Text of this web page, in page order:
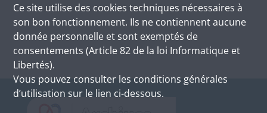
Ce site utilise des cookies techniques nécessaires à
son bon fonctionnement. Ils ne contiennent aucune
donnée personnelle et sont exemptés de
consentements (Article 82 de la loi Informatique et
Libertés).
Vous pouvez consulter les conditions générales
d’utilisation sur le lien ci-dessous.